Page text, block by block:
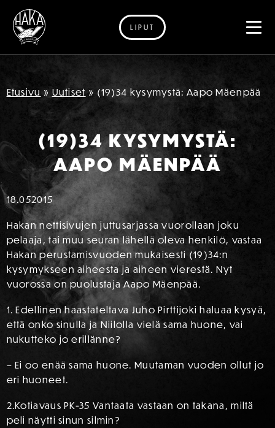
Siirry sisältöön
LIPUT
Etusivu » Uutiset » (19)34 kysymystä: Aapo Mäenpää
(19)34 KYSYMYSTÄ:
AAPO MÄENPÄÄ
18.052015
Hakan nettisivujen juttusarjassa vuorollaan joku
pelaaja, tai muu seuran lähellä oleva henkilö, vastaa
Hakan perustamisvuoden mukaisesti (19)34:n
kysymykseen aiheesta ja aiheen vierestä. Nyt
vuorossa on puolustaja Aapo Mäenpää.
1. Edellinen haastateltava Juho Pirttijoki haluaa kysyä,
että onko sinulla ja Niilolla vielä sama huone, vai
nukutteko jo erillänne?
– Ei oo enää sama huone. Muutaman vuoden ollut jo
eri huoneet.
2.Kotiavaus PK-35 Vantaata vastaan on takana, miltä
peli näytti sinun silmin?